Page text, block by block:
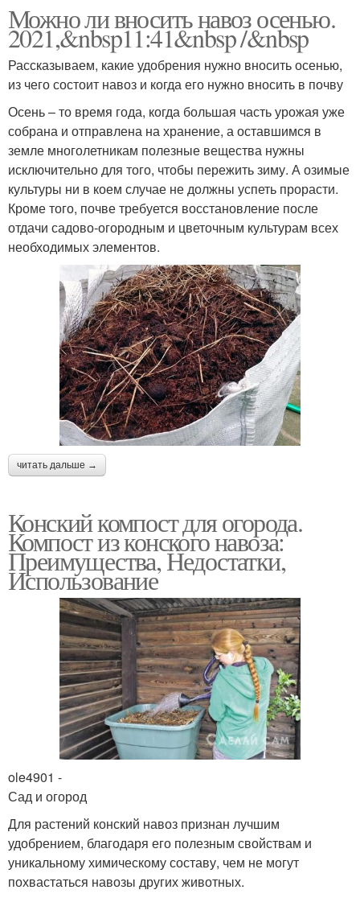
Можно ли вносить навоз осенью.
2021,&nbsp11:41&nbsp /&nbsp
Рассказываем, какие удобрения нужно вносить осенью,
из чего состоит навоз и когда его нужно вносить в почву
Осень – то время года, когда большая часть урожая уже
собрана и отправлена на хранение, а оставшимся в
земле многолетникам полезные вещества нужны
исключительно для того, чтобы пережить зиму. А озимые
культуры ни в коем случае не должны успеть прорасти.
Кроме того, почве требуется восстановление после
отдачи садово-огородным и цветочным культурам всех
необходимых элементов.
читать дальше →
Конский компост для огорода.
Компост из конского навоза:
Преимущества, Недостатки,
Использование
ole4901 -
Сад и огород
Для растений конский навоз признан лучшим
удобрением, благодаря его полезным свойствам и
уникальному химическому составу, чем не могут
похвастаться навозы других животных.